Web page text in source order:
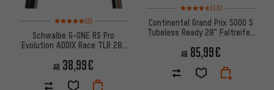
Bewertungen: 5 von 5 basierend auf 2 Bewertungen
(2)
Schwalbe G-ONE RS Pro
Evolution ADDIX Race TLR 28"
AB 38,99€
Bewertungen: 4,5 von 5
(13)
Continental Grand Prix 5000 S
Tubeless Ready 28" Faltreifen
AB 85,99€